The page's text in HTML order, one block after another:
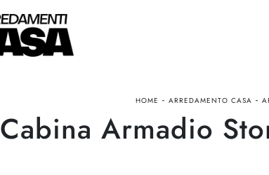
HOME - ARREDAMENTO CASA -
Cabina Armadio